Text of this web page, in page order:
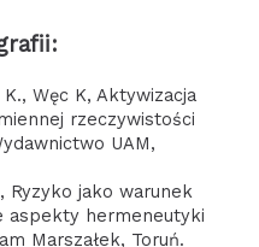
Węc K, Aktywizacja
rzeczywistości
UAM,
Ryzyko jako warunek
aspekty hermeneutyki
Marszałek, Toruń.